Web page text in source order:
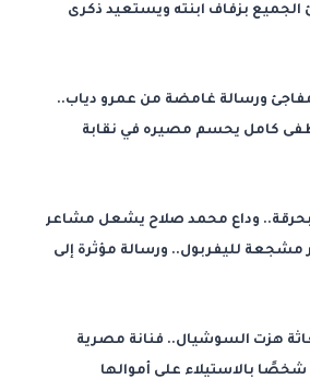
الجميع بزفاف ابنته ويستعيد ذكرى
مفاجئ ورسالة غامضة من عمرو دياب..
كامل يحسم مصيره في نقابة
وداع محمد صلاح يشعل مشاعر
مشجعة لليفربول.. ورسالة مؤثرة إلى
هزت السوشيال.. فنانة مصرية
بالاستيلاء على أموالها